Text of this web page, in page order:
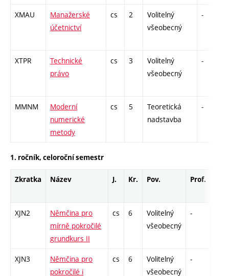
XMAU
Manažerské
účetnictví
cs 2
Volitelný
všeobecný
-
XTPR
Technické
právo
cs 3
Volitelný
všeobecný
-
MMNM
Moderní
numerické
metody
cs 5
Teoretická
nadstavba
-
1. ročník, celoroční semestr
Zkratka Název J. Kr. Pov. Prof.
XJN2
Němčina pro
mírně pokročilé
grundkurs II
cs 6
Volitelný
všeobecný
-
XJN3
Němčina pro
pokročilé i
cs 6
Volitelný
všeobecný
-